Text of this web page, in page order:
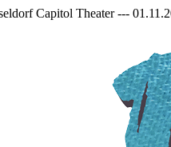
Willich, Jakob